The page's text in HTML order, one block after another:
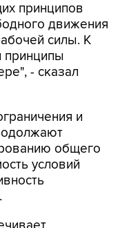
принципов
движения
силы. К
принципы
- сказал
и
общего
условий